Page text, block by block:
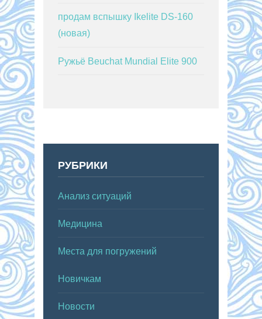
продам вспышку Ikelite DS-160
(новая)
Ружьё Beuchat Mundial Elite 900
РУБРИКИ
Анализ ситуаций
Медицина
Места для погружений
Новичкам
Новости